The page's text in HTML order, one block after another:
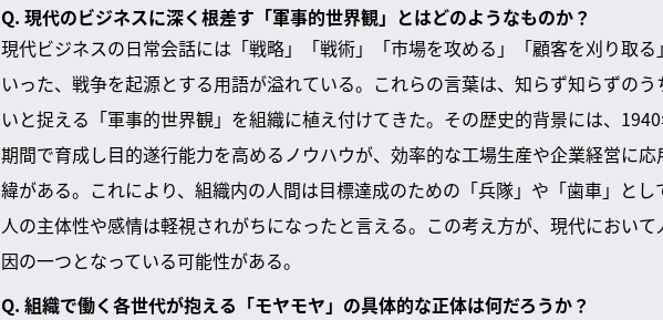
Q. 現代のビジネスに深く根差す「軍事的世界観」とはどのようなものか？
現代ビジネスの日常会話には「戦略」「戦術」「市場を攻める」「顧客を刈り取
いった、戦争を起源とする用語が溢れている。これらの言葉は、知らず知らずの
いと捉える「軍事的世界観」を組織に植え付けてきた。その歴史的背景には、
期間で育成し目的遂行能力を高めるノウハウが、効率的な工場生産や企業経営に
緯がある。これにより、組織内の人間は目標達成のための「兵隊」や「歯車」と
人の主体性や感情は軽視されがちになったと言える。この考え方が、現代におい
因の一つとなっている可能性がある。
Q. 組織で働く各世代が抱える「モヤモヤ」の具体的な正体は何だろうか？